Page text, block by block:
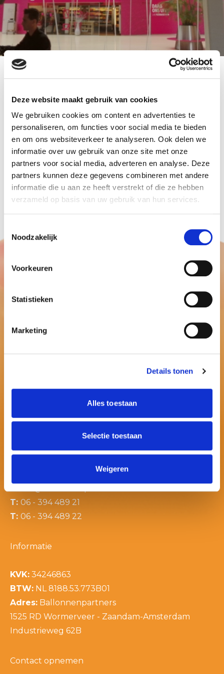
Deze website maakt gebruik van cookies
We gebruiken cookies om content en advertenties te
personaliseren, om functies voor social media te bieden
en om ons websiteverkeer te analyseren. Ook delen we
informatie over uw gebruik van onze site met onze
partners voor social media, adverteren en analyse. Deze
partners kunnen deze gegevens combineren met andere
informatie die u aan ze heeft verstrekt of die ze hebben
verzameld op basis van uw gebruik van hun services.
Noodzakelijk
Voorkeuren
Statistieken
Marketing
Details tonen
Alles toestaan
Selectie toestaan
Weigeren
Mobilemochten we een aantalreuze ballonnen
gevuld met
helium
leveren bij het hoofdkantoor
inDen haag.
De kleuren van de reuze ballonnen waren rood,
geel, blauw, groen en magenta.
De reuze ballonnen zijn c.a. 90 cm in doorsnede.
reuze ballonnen decoraties nodig?
T: 06 - 394 489 21
T: 06 - 394 489 22
Informatie
KVK: 34246863
BTW: NL 8188.53.773B01
Adres: Ballonnenpartners
1525 RD Wormerveer - Zaandam-Amsterdam
Industrieweg 62B
Contact opnemen